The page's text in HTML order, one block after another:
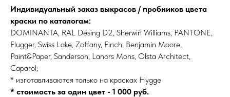
Индивидуальный заказ выкрасов / пробников цвета
краски по каталогам:
DOMINANTA, RAL Desing D2, Sherwin Williams, PANTONE,
Flugger, Swiss Lake, Zoffany, Finch, Benjamin Moore,
Paint&Paper, Sanderson, Lanors Mons, Olsta Architect,
Caparol;
* изготавливаются только на красках Hygge
* стоимость за один цвет - 1 000 руб.